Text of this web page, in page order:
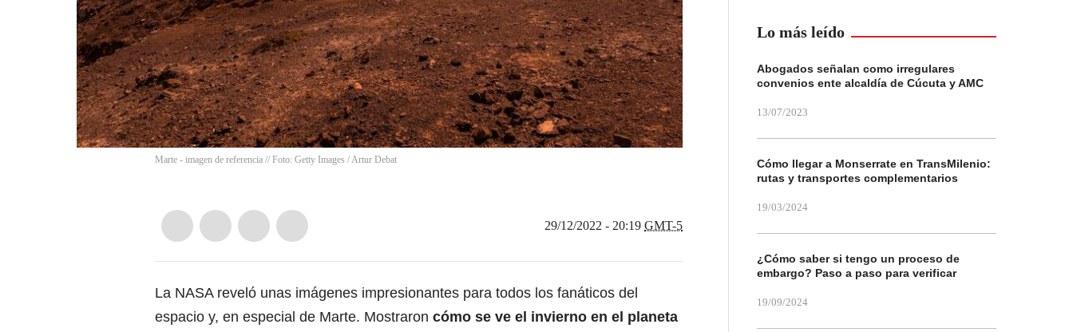
Marte - imagen de referencia // Foto: Getty Images /Artur Debat
29/12/2022 - 20:19 GMT-5
La NASA reveló unas imágenes impresionantes para todos los fanáticos del
espacio y, en especial de Marte. Mostraron cómo se ve el invierno en el planeta
Lo más leído
Abogados señalan como irregulares
convenios ente alcaldía de Cúcuta y AMC
13/07/2023
Cómo llegar a Monserrate en TransMilenio:
rutas y transportes complementarios
19/03/2024
¿Cómo saber si tengo un proceso de
embargo? Paso a paso para verificar
19/09/2024